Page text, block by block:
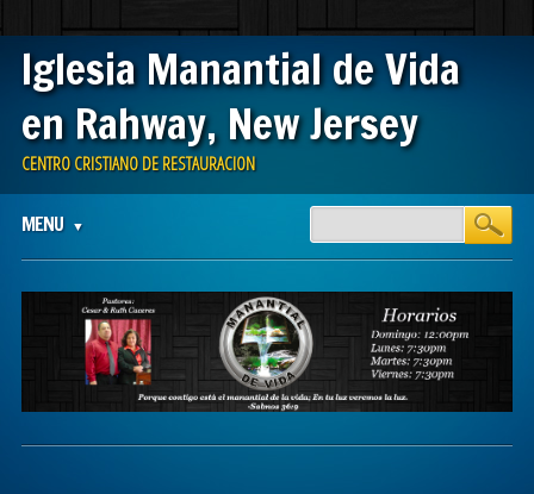
Iglesia Manantial de Vida
en Rahway, New Jersey
CENTRO CRISTIANO DE RESTAURACION
Main menu
content
MENU